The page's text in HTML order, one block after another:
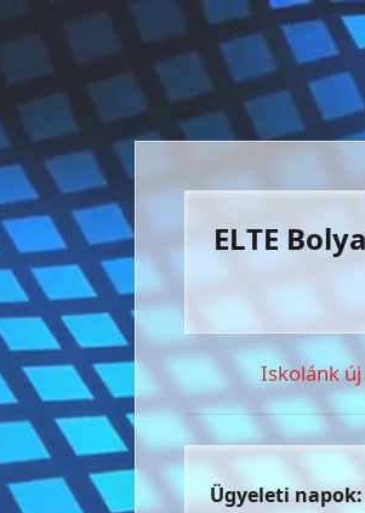
ELTE
Iskolánk
Ügyeleti napok: